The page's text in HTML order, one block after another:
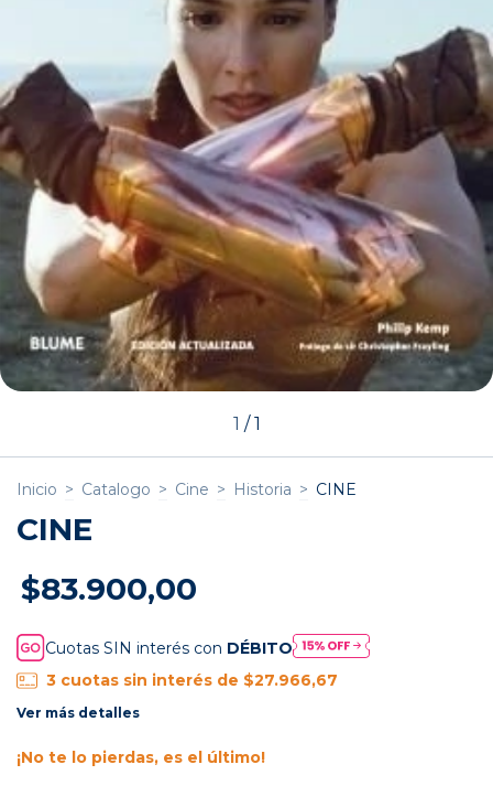
1 /1
Inicio > Catalogo > Cine > Historia > CINE
CINE
$83.900,00
Cuotas SIN interés con DÉBITO
3 cuotas sin interés de $27.966,67
Ver más detalles
¡No te lo pierdas, es el último!